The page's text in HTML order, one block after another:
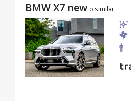
BMW X7 new o similar